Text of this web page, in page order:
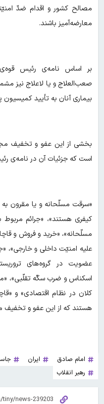
مصالح کشور و اقدام ضدّ
معارضه‌آمیز باشند.
بر اساس نامه‌ی رئیس قوه‌ی
صعب‌العلاج و یا لاعلاج نیز
بیماری آنان به تأیید
بخشی از این عفو و تخفیف
است که جزئیات آن در نامه‌ی
«سرقت مسلّحانه و یا مقرون به
کیفری هستند»، «جرائم
مسلّحانه»، «خرید و فروش و
علیه امنیّت داخلی و
عضویت در گروه‌های
اسکناس و ضرب سکّه تقلّبی»،
کلان در نظام اقتصادی» و
هستند که از این عفو و تخفیف
امام صادق ایران
رهبر انقلاب